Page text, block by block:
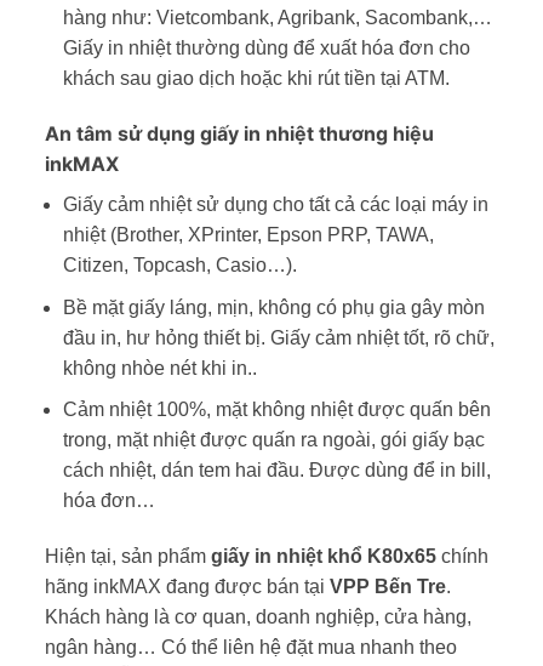
hàng như: Vietcombank, Agribank, Sacombank,…
Giấy in nhiệt thường dùng để xuất hóa đơn cho
khách sau giao dịch hoặc khi rút tiền tại ATM.
An tâm sử dụng giấy in nhiệt thương hiệu
inkMAX
Giấy cảm nhiệt sử dụng cho tất cả các loại máy in
nhiệt (Brother, XPrinter, Epson PRP, TAWA,
Citizen, Topcash, Casio…).
Bề mặt giấy láng, mịn, không có phụ gia gây mòn
đầu in, hư hỏng thiết bị. Giấy cảm nhiệt tốt, rõ chữ,
không nhòe nét khi in..
Cảm nhiệt 100%, mặt không nhiệt được quấn bên
trong, mặt nhiệt được quấn ra ngoài, gói giấy bạc
cách nhiệt, dán tem hai đầu. Được dùng để in bill,
hóa đơn…
Hiện tại, sản phẩm giấy in nhiệt khổ K80x65chính
hãng inkMAX đang được bán tại VPP Bến Tre.
Khách hàng là cơ quan, doanh nghiệp, cửa hàng,
ngân hàng… Có thể liên hệ đặt mua nhanh theo